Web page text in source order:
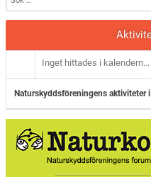
Inget hittades i kalendern...
Naturskyddsföreningens aktiviteter